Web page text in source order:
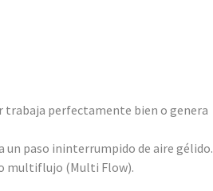
perfectamente bien o genera
un paso ininterrumpido de aire gélido.
multiflujo (Multi Flow).